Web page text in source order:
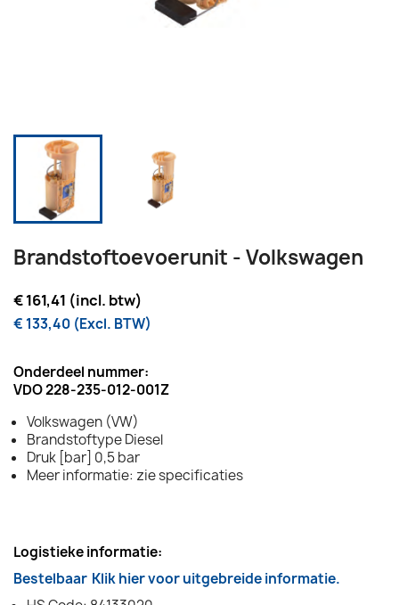
Brandstoftoevoerunit - Volkswagen
€ 161,41 (incl. btw)
€ 133,40 (Excl. BTW)
Onderdeel nummer:
VDO 228-235-012-001Z
Volkswagen (VW)
Brandstoftype Diesel
Druk [bar] 0,5 bar
Meer informatie: zie specificaties
Logistieke informatie:
Bestelbaar Klik hier voor uitgebreide informatie.